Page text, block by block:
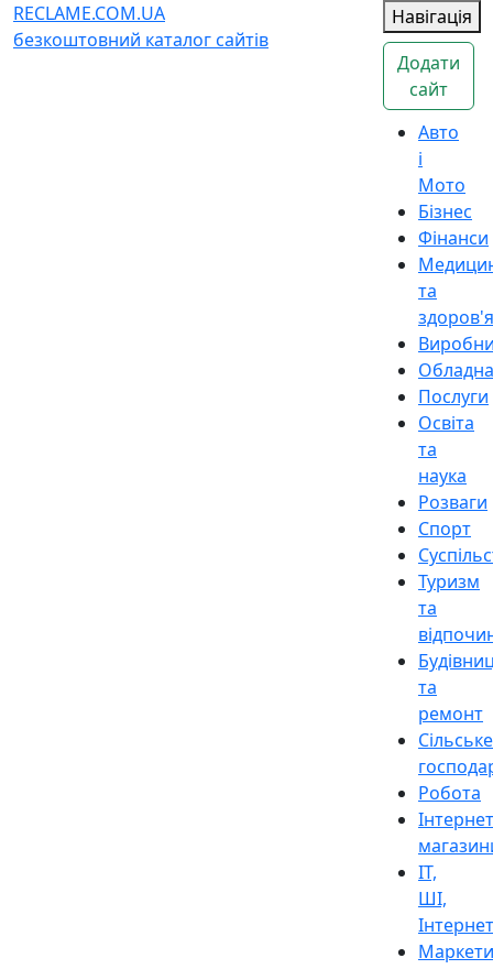
RECLAME.COM.UA
безкоштовний каталог сайтів
Навігація
Додати
сайт
Авто
і
Мото
Бізнес
Фінанси
та
здоров'я
Послуги
Освіта
та
наука
Розваги
Спорт
Туризм
та
та
ремонт
Сільське
Робота
Інтернет
ІТ,
ШІ,
Інтернет